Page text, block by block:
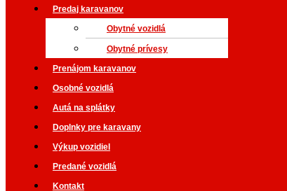
Predaj karavanov
Obytné vozidlá
Obytné prívesy
Prenájom karavanov
Osobné vozidlá
Autá na splátky
Doplnky pre karavany
Výkup vozidiel
Predané vozidlá
Kontakt